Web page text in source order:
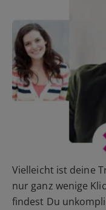
Vielleicht ist deine
nur ganz wenige
findest Du